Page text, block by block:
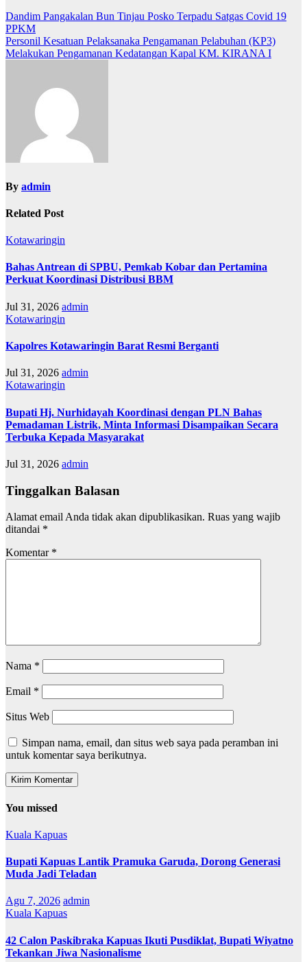
Navigasi
pos
Dandim Pangakalan Bun Tinjau Posko Terpadu Satgas Covid 19
PPKM
Personil Kesatuan Pelaksanaka Pengamanan Pelabuhan (KP3)
Melakukan Pengamanan Kedatangan Kapal KM. KIRANA I
By admin
Related Post
Kotawaringin
Bahas Antrean di SPBU, Pemkab Kobar dan Pertamina
Perkuat Koordinasi Distribusi BBM
Jul 31, 2026 admin
Kotawaringin
Kapolres Kotawaringin Barat Resmi Berganti
Jul 31, 2026 admin
Kotawaringin
Bupati Hj. Nurhidayah Koordinasi dengan PLN Bahas
Pemadaman Listrik, Minta Informasi Disampaikan Secara
Terbuka Kepada Masyarakat
Jul 31, 2026 admin
Tinggalkan Balasan
Alamat email Anda tidak akan dipublikasikan. Ruas yang wajib
ditandai *
Komentar *
Nama *
Email *
Situs Web
Simpan nama, email, dan situs web saya pada peramban ini
untuk komentar saya berikutnya.
You missed
Kuala Kapuas
Bupati Kapuas Lantik Pramuka Garuda, Dorong Generasi
Muda Jadi Teladan
Agu 7, 2026 admin
Kuala Kapuas
42 Calon Paskibraka Kapuas Ikuti Pusdiklat, Bupati Wiyatno
Tekankan Jiwa Nasionalisme